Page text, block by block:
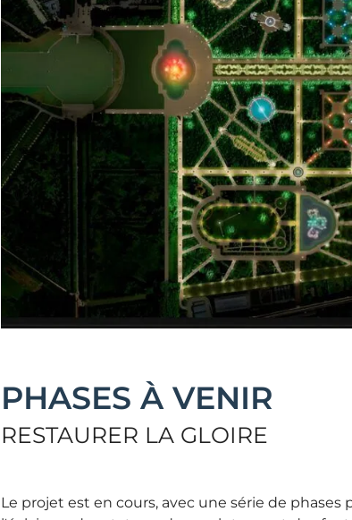
PHASES À VENIR
RESTAURER LA GLOIRE
Le projet est en cours, avec une série de